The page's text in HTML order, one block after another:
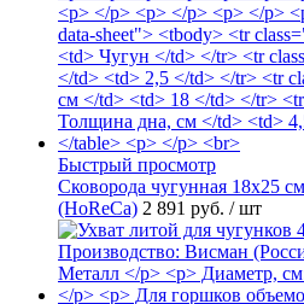
Быстрый просмотр
Сковорода чугунная 18х25
(HoReCa) 2 891 руб. / шт